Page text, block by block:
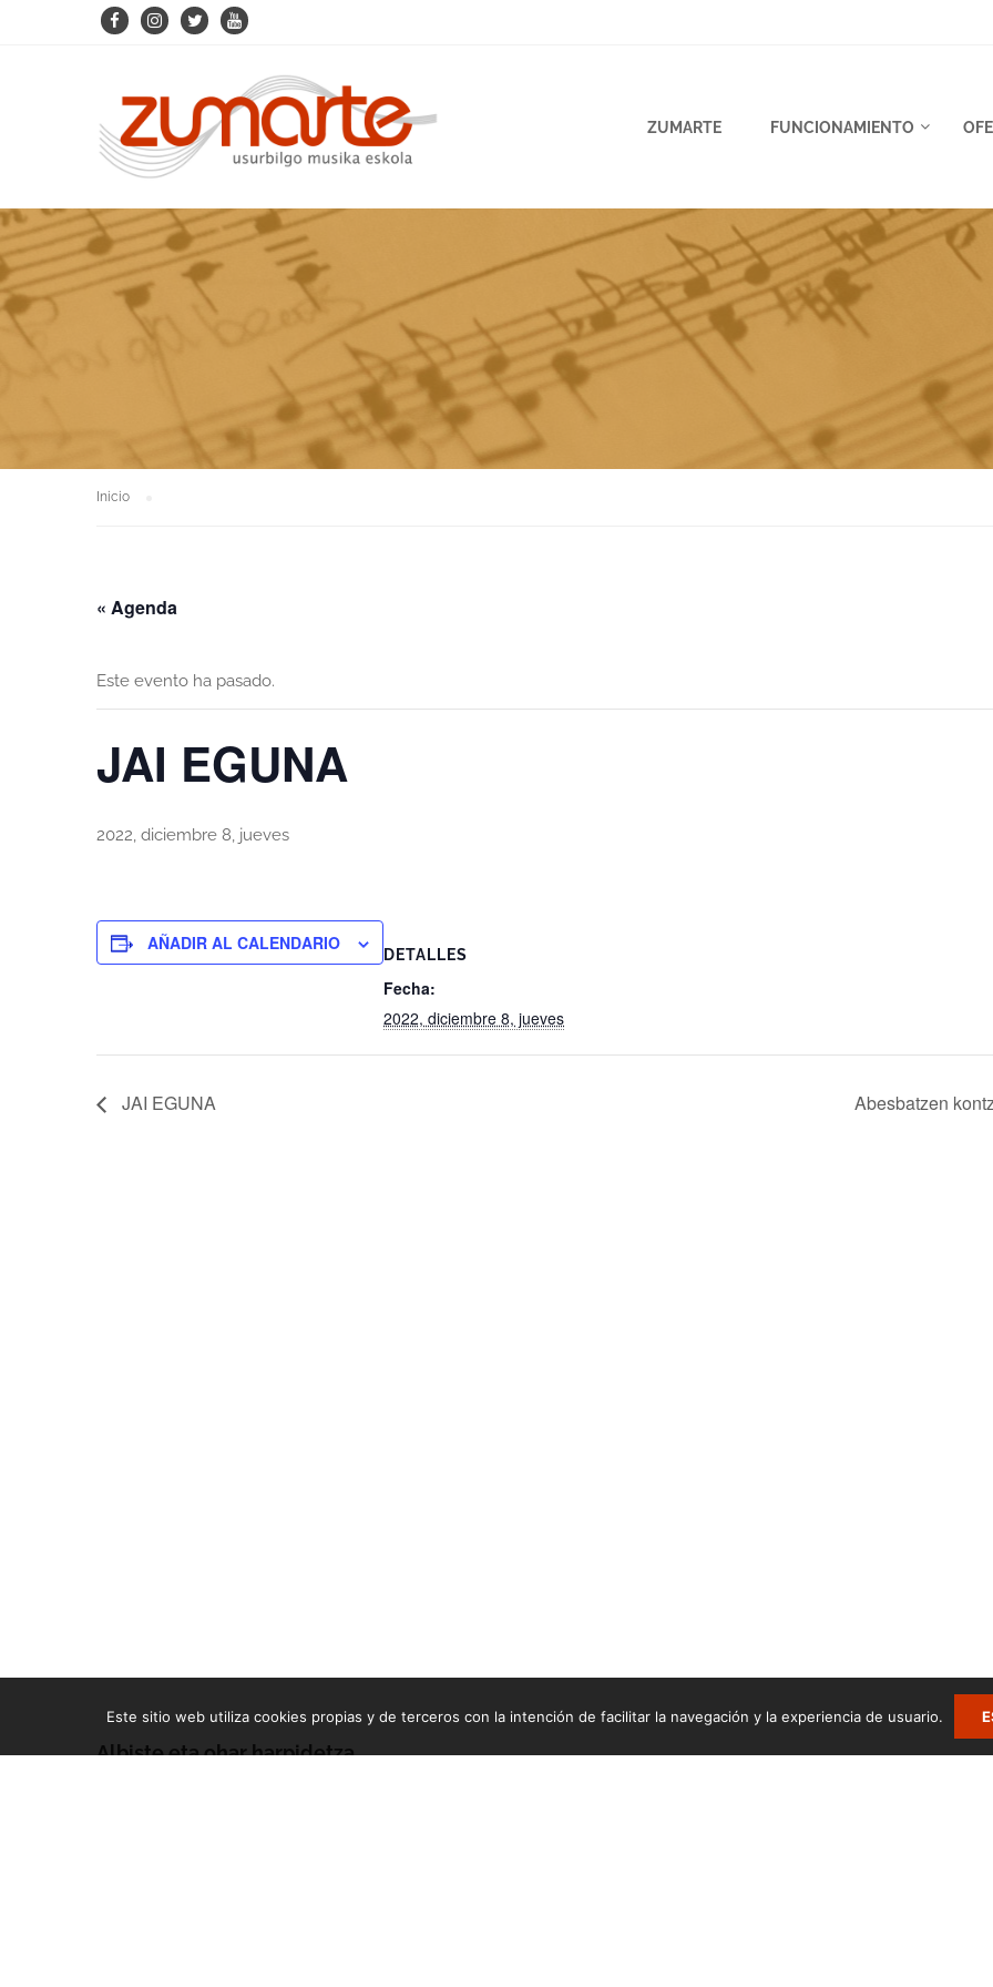
ZUMARTE FUNCIONAMIENTO
Inicio
« Agenda
Este evento ha pasado.
JAI EGUNA
2022, diciembre 8, jueves
AÑADIR AL CALENDARIO
DETALLES
Fecha:
2022, diciembre 8, jueves
JAI EGUNA Abesbatzen
Albiste eta ohar harpidetza
Este sitio web utiliza cookies propias y de terceros con la intención de facilitar la navegación y la experiencia de usuario.